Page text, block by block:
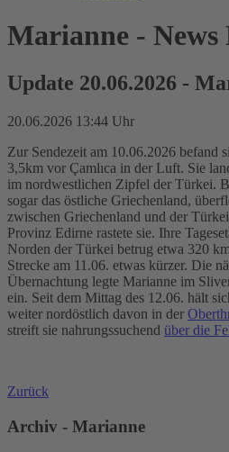
Marianne - News
Update 20.06.2026 -
20.06.2026 13:44 Uhr
Zur Sendezeit am 10.06.2026 befand
3,5km vor Çamlıca in der Luft. Sie
im nordwestlichen Zipfel der Türkei.
sogar das östliche Griechenland,
zwischen Griechenland und der
Provinz Edirne rastete sie. Ihre
Norden der Türkei betrug etwa 320
Strecke am 11.06. etwas kürzer. Die
Übernachtung legte Marianne im
ein. Seit dem Mittag des 12.06. hält
weiter nordöstlich davon in der
streift sie nahrungssuchend über die
Zurück
Archiv - Marianne